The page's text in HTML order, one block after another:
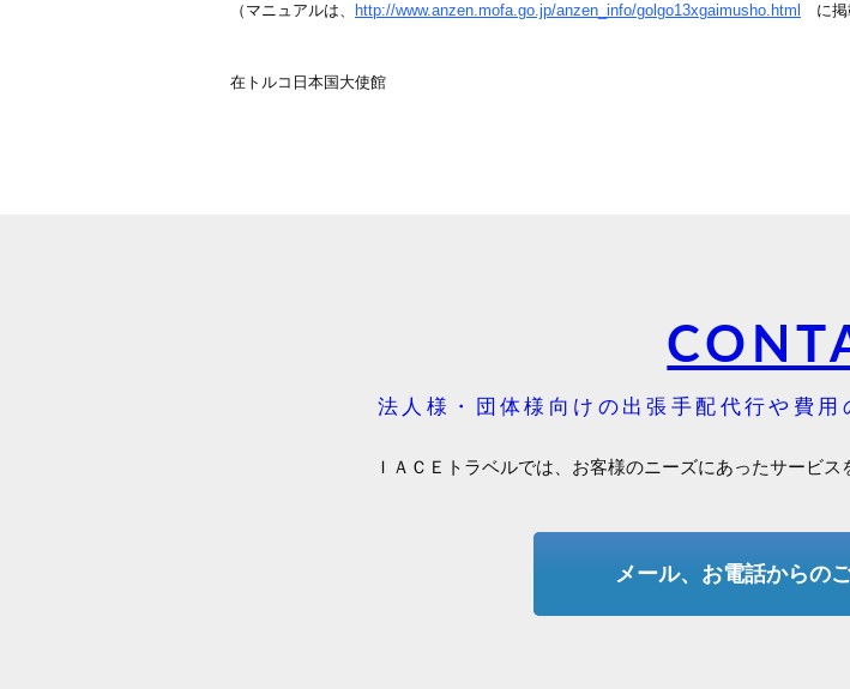
（マニュアルは、
http://www.anzen.mofa.go.jp/anzen_info/golgo13xgaimusho.html に掲
在トルコ日本国大使館
法人様・団体様向けの出張手配代行や費
ＩＡＣＥトラベルでは、お客様のニーズにあったサービ
メール、お電話からの